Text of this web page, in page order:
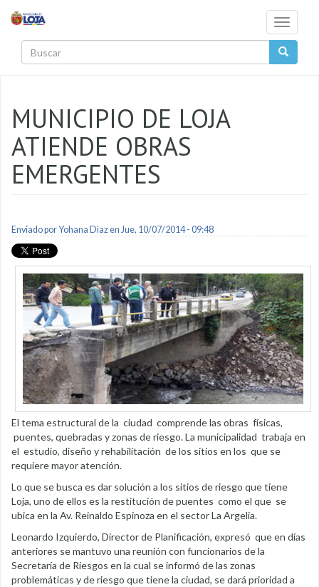
Toggle
MUNICIPIO DE LOJA
ATIENDE OBRAS
EMERGENTES
Enviado porYohana Diazen Jue, 10/07/2014 - 09:48
El tema estructural de la ciudad comprende las obras físicas,
puentes, quebradas y zonas de riesgo. La municipalidad trabaja en
el estudio, diseño y rehabilitación de los sitios en los que se
requiere mayor atención.
Lo que se busca es dar solución a los sitios de riesgo que tiene
Loja, uno de ellos es la restitución de puentes como el que se
ubica en la Av. Reinaldo Espinoza en el sector La Argelia.
Leonardo Izquierdo, Director de Planificación, expresó que en días
anteriores se mantuvo una reunión con funcionarios de la
Secretaría de Riesgos en la cual se informó de las zonas
problemáticas y de riesgo que tiene la ciudad, se dará prioridad a